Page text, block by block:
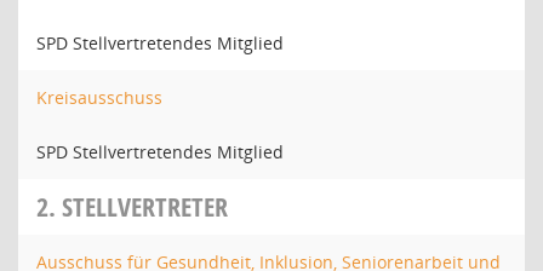
SPD Stellvertretendes Mitglied
Kreisausschuss
SPD Stellvertretendes Mitglied
2. STELLVERTRETER
Ausschuss für Gesundheit, Inklusion, Seniorenarbeit und